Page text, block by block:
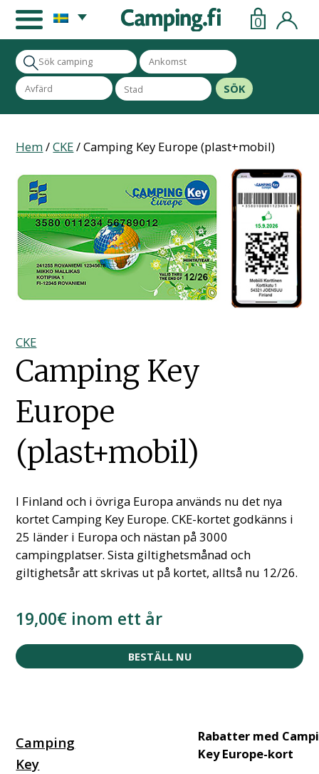
0
SÖK
Hem /CKE/ Camping Key Europe (plast+mobil)
CKE
Camping Key
Europe
(plast+mobil)
I Finland och i övriga Europa används nu det nya
kortet Camping Key Europe. CKE-kortet godkänns i
25 länder i Europa och nästan på 3000
campingplatser. Sista giltighetsmånad och
giltighetsår att skrivas ut på kortet, alltså nu 12/26.
19,00€ inom ett år
BESTÄLL NU
Camping
Key
Rabatter med
Key Europe-kort